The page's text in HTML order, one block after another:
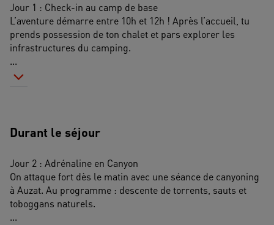
Jour 1 : Check-in au camp de base
L’aventure démarre entre 10h et 12h ! Après l’accueil, tu
prends possession de ton chalet et pars explorer les
infrastructures du camping.
...
Durant le séjour
Jour 2 : Adrénaline en Canyon
On attaque fort dès le matin avec une séance de canyoning
à Auzat. Au programme : descente de torrents, sauts et
toboggans naturels.
...